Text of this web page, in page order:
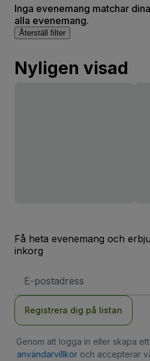
Inga evenemang matchar
alla evenemang.
Återställ filter
Nyligen visad
Få heta evenemang och
inkorg
postadress
Registrera dig på listan
Genom att logga in eller skapa
användarvillkoroch accepterar